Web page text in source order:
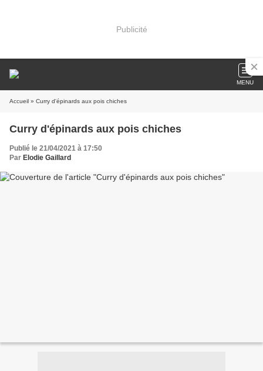
Publicité
MENU
Accueil » Curry d'épinards aux pois chiches
Curry d'épinards aux pois chiches
Publié le 21/04/2021 à 17:50
Par Elodie Gaillard